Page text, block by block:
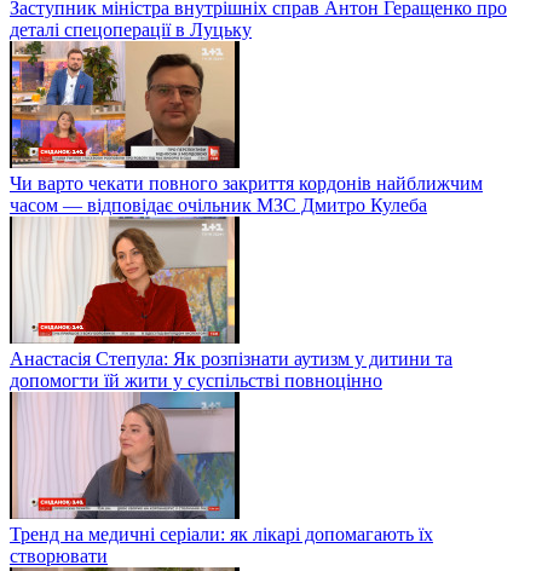
Заступник міністра внутрішніх справ Антон Геращенко про
деталі спецоперації в Луцьку
Чи варто чекати повного закриття кордонів найближчим
часом — відповідає очільник МЗС Дмитро Кулеба
Анастасія Степула: Як розпізнати аутизм у дитини та
допомогти їй жити у суспільстві повноцінно
Тренд на медичні серіали: як лікарі допомагають їх
створювати